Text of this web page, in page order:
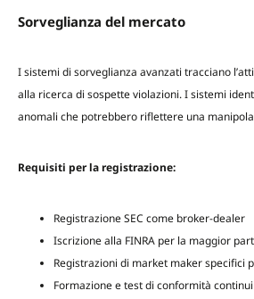
Sorveglianza del mercato
I sistemi di sorveglianza avanzati tracciano
alla ricerca di sospette violazioni. I sistemi
anomali che potrebbero riflettere una
Requisiti per la registrazione:
Registrazione SEC come broker-dealer
Iscrizione alla FINRA per la maggior
Registrazioni di market maker specifici
Formazione e test di conformità continui